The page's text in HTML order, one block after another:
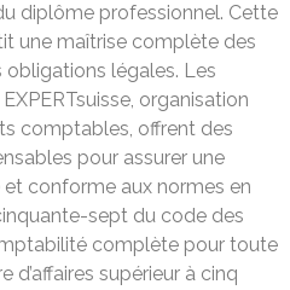
diplôme professionnel. Cette
une maîtrise complète des
légales. Les
organisation
comptables, offrent des
pour assurer une
conforme aux normes en
sept du code des
complète pour toute
d’affaires supérieur à cinq